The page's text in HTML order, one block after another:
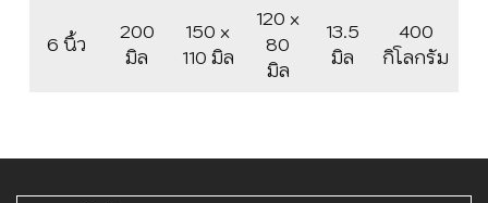
6 นิ้ว
200
มิล
150 x
110 มิล
120 x
80
มิล
13.5
มิล
400
กิโลกรัม